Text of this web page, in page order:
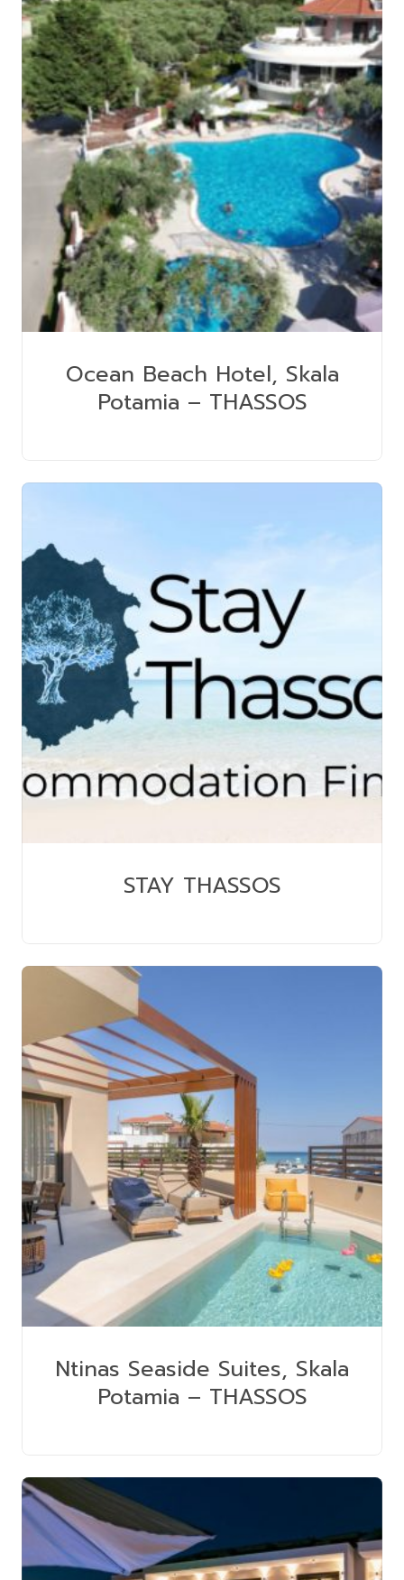
Ocean Beach Hotel, Skala
Potamia – THASSOS
STAY THASSOS
Ntinas Seaside Suites, Skala
Potamia – THASSOS